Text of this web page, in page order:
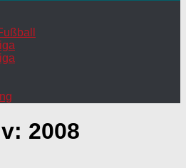
2008